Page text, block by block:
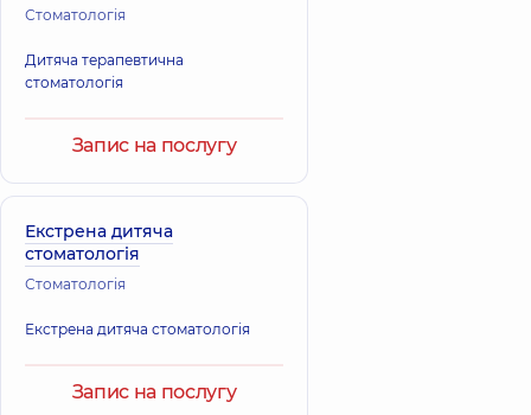
Стоматологія
Дитяча терапевтична
стоматологія
Запис на послугу
Екстрена дитяча
стоматологія
Стоматологія
Екстрена дитяча стоматологія
Запис на послугу